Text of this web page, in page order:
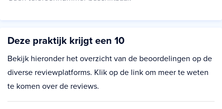
Deze praktijk krijgt een 10
Bekijk hieronder het overzicht van de beoordelingen op de
diverse reviewplatforms. Klik op de link om meer te weten
te komen over de reviews.